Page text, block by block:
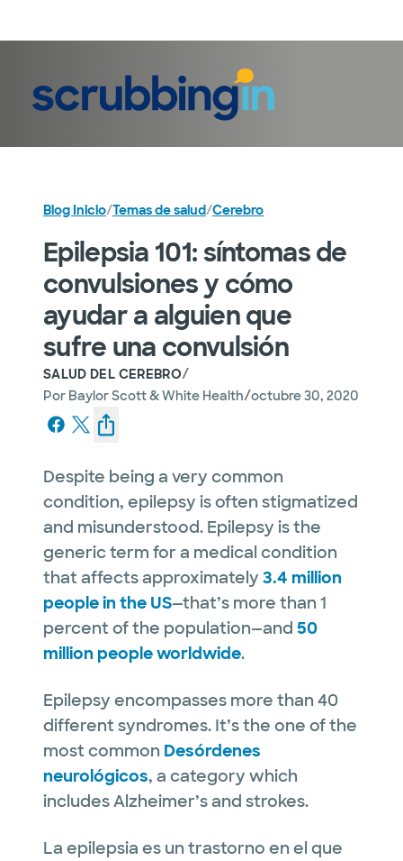
Blog Inicio/Temas de salud/Cerebro
Epilepsia 101: síntomas de
convulsiones y cómo
ayudar a alguien que
sufre una convulsión
SALUD DEL CEREBRO/
Por Baylor Scott & White Health/octubre 30, 2020
Despite being a very common
condition, epilepsy is often stigmatized
and misunderstood. Epilepsy is the
generic term for a medical condition
that affects approximately 3.4 million
people in the US—that’s more than 1
percent of the population—and 50
million people worldwide.
Epilepsy encompasses more than 40
different syndromes. It’s the one of the
most common Desórdenes
neurológicos, a category which
includes Alzheimer’s and strokes.
La epilepsia es un trastorno en el que